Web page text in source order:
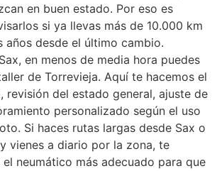
en buen estado. Por eso es
si ya llevas más de 10.000 km
años desde el último cambio.
en menos de media hora puedes
de Torrevieja. Aquí te hacemos el
revisión del estado general, ajuste de
personalizado según el uso
Si haces rutas largas desde Sax o
vienes a diario por la zona, te
neumático más adecuado para que